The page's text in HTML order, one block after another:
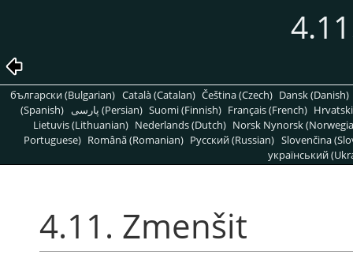
български (Bulgarian) Català (Catalan) Čeština (Czech) Dansk (Danish)
(Spanish)
پارسی (Persian) Suomi (Finnish) Français (French)
Lietuvis (Lithuanian) Nederlands (Dutch) Norsk Nynorsk
Portuguese) Română (Romanian) Pусский (Russian) Slovenčina
український
4.11. Zmenšit